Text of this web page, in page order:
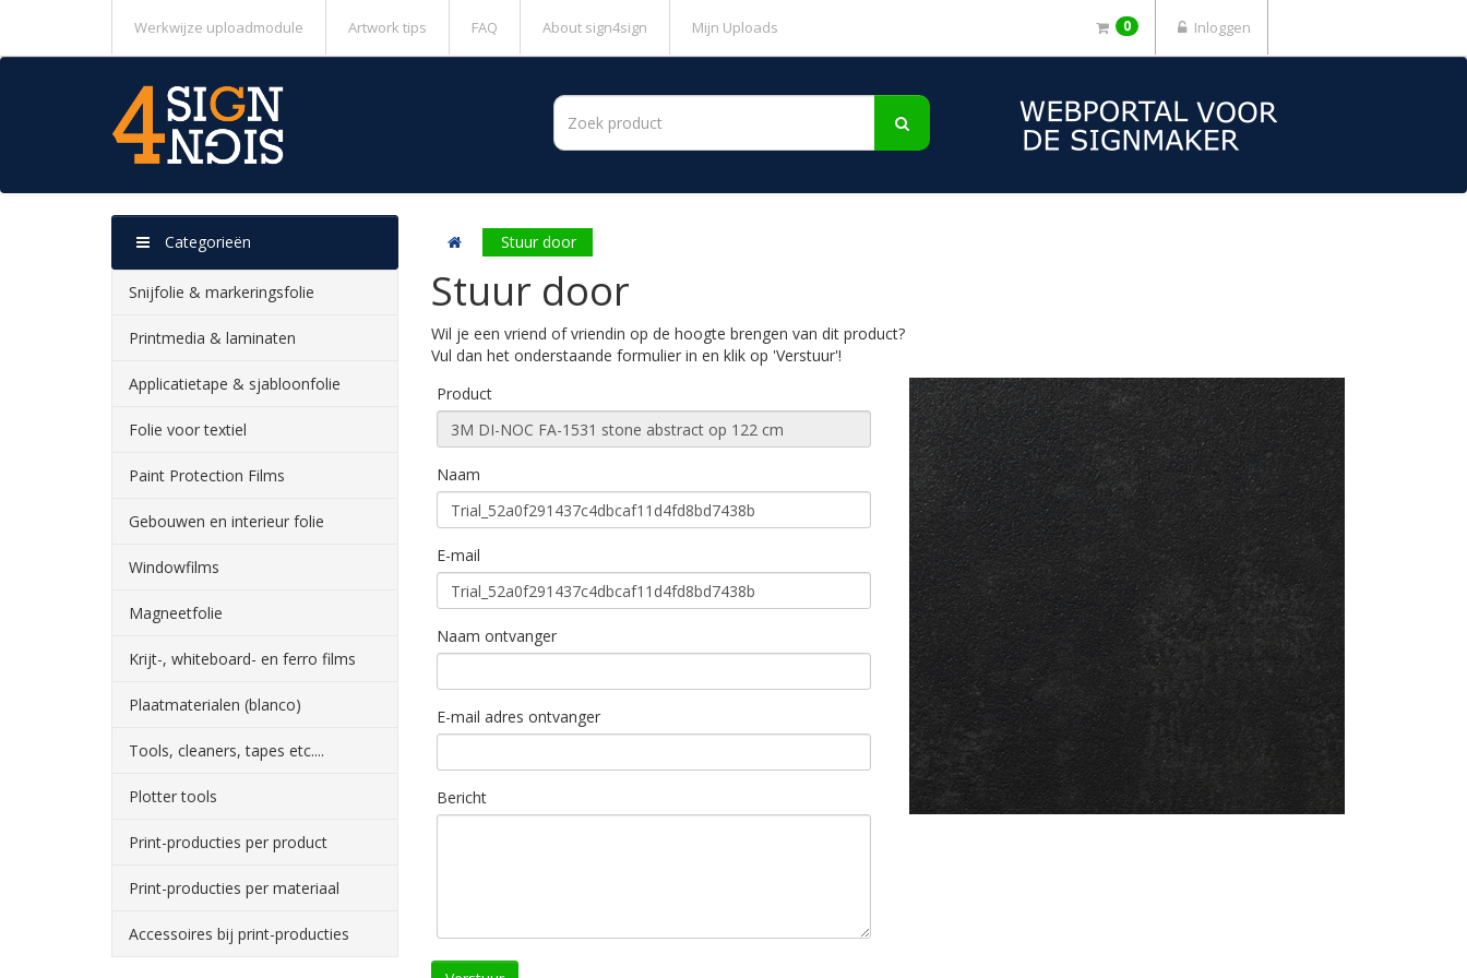
Werkwijze uploadmodule Artwork tips FAQ About sign4sign Mijn Uploads 0 Inloggen
Stuur door
Categorieën
Snijfolie & markeringsfolie
Printmedia & laminaten
Applicatietape & sjabloonfolie
Folie voor textiel
Paint Protection Films
Gebouwen en interieur folie
Windowfilms
Magneetfolie
Krijt-, whiteboard- en ferro films
Plaatmaterialen (blanco)
Tools, cleaners, tapes etc....
Plotter tools
Print-producties per product
Print-producties per materiaal
Accessoires bij print-producties
Stuur door
Wil je een vriend of vriendin op de hoogte brengen van dit product?
Vul dan het onderstaande formulier in en klik op 'Verstuur'!
Product
Naam
E-mail
Naam ontvanger
E-mail adres ontvanger
Bericht